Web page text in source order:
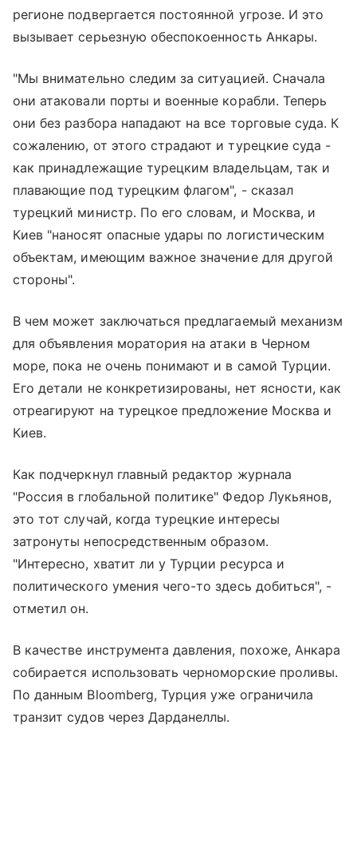
регионе подвергается постоянной угрозе. И это
вызывает серьезную обеспокоенность Анкары.
"Мы внимательно следим за ситуацией. Сначала
они атаковали порты и военные корабли. Теперь
они без разбора нападают на все торговые суда. К
сожалению, от этого страдают и турецкие суда -
как принадлежащие турецким владельцам, так и
плавающие под турецким флагом", - сказал
турецкий министр. По его словам, и Москва, и
Киев "наносят опасные удары по логистическим
объектам, имеющим важное значение для другой
стороны".
В чем может заключаться предлагаемый механизм
для объявления моратория на атаки в Черном
море, пока не очень понимают и в самой Турции.
Его детали не конкретизированы, нет ясности, как
отреагируют на турецкое предложение Москва и
Киев.
Как подчеркнул главный редактор журнала
"Россия в глобальной политике" Федор Лукьянов,
это тот случай, когда турецкие интересы
затронуты непосредственным образом.
"Интересно, хватит ли у Турции ресурса и
политического умения чего-то здесь добиться", -
отметил он.
В качестве инструмента давления, похоже, Анкара
собирается использовать черноморские проливы.
По данным Bloomberg, Турция уже ограничила
транзит судов через Дарданеллы.